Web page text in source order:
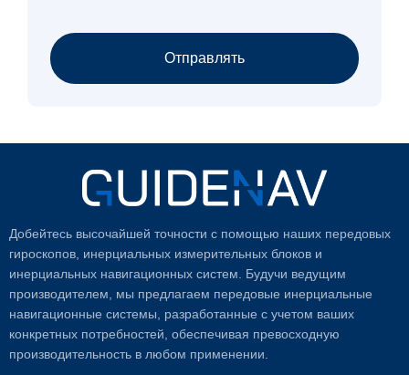
Отправлять
Добейтесь высочайшей точности с помощью наших передовых
гироскопов, инерциальных измерительных блоков и
инерциальных навигационных систем. Будучи ведущим
производителем, мы предлагаем передовые инерциальные
навигационные системы, разработанные с учетом ваших
конкретных потребностей, обеспечивая превосходную
производительность в любом применении.